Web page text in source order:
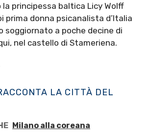
principessa baltica Licy Wolff
prima donna psicanalista d’Italia
soggiornato a poche decine di
nel castello di Stameriena.
LA CITTÀ DEL
Milano alla coreana